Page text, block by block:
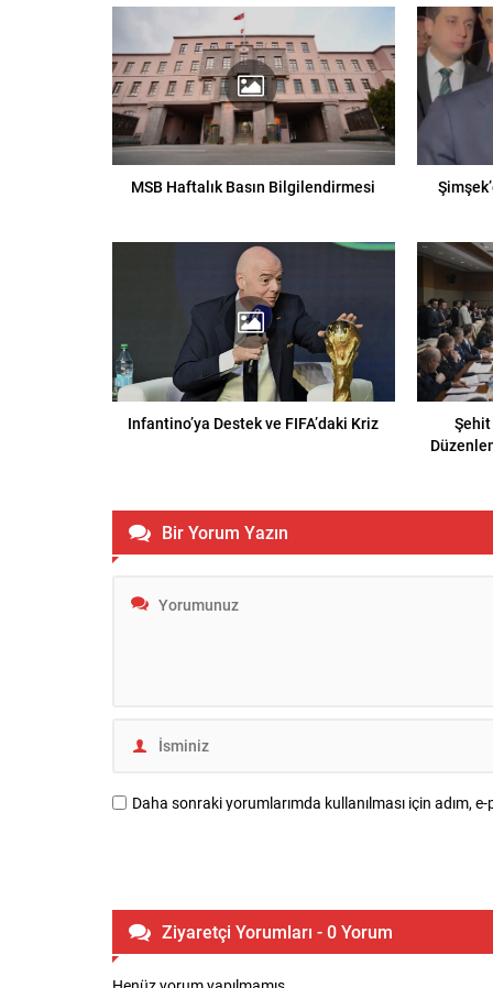
MSB Haftalık Basın Bilgilendirmesi
Infantino’ya Destek ve FIFA’daki Kriz
Bir Yorum Yazın
Daha sonraki yorumlarımda kullanılması için adım,
Ziyaretçi Yorumları - 0 Yorum